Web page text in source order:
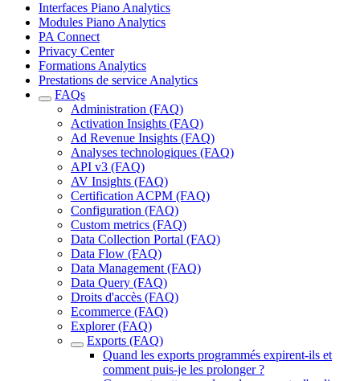
Interfaces Piano Analytics
Modules Piano Analytics
PA Connect
Privacy Center
Formations Analytics
Prestations de service Analytics
FAQs
Administration (FAQ)
Activation Insights (FAQ)
Ad Revenue Insights (FAQ)
Analyses technologiques (FAQ)
API v3 (FAQ)
AV Insights (FAQ)
Certification ACPM (FAQ)
Configuration (FAQ)
Custom metrics (FAQ)
Data Collection Portal (FAQ)
Data Flow (FAQ)
Data Management (FAQ)
Data Query (FAQ)
Droits d'accès (FAQ)
Ecommerce (FAQ)
Explorer (FAQ)
Exports (FAQ)
Quand les exports programmés expirent-ils et
comment puis-je les prolonger ?